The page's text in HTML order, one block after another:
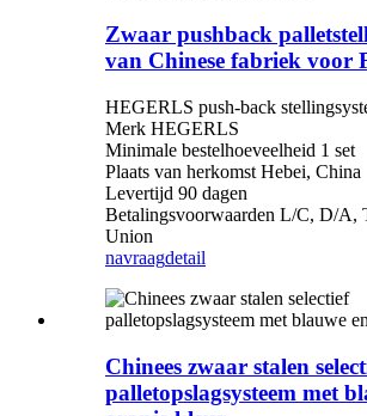
Zwaar pushback
van Chinese fabriek voor
HEGERLS push-back
Merk HEGERLS
Minimale bestelhoeveelheid 1 set
Plaats van herkomst Hebei, China
Levertijd 90 dagen
Betalingsvoorwaarden L/C, D/A,
Union
navraagdetail
Chinees zwaar stalen
palletopslagsysteem met